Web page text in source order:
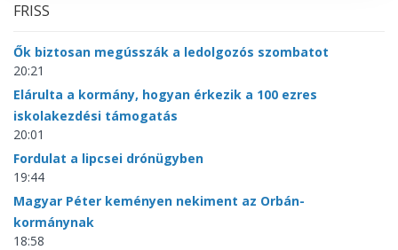
FRISS
Ők biztosan megússzák a ledolgozós szombatot
20:21
Elárulta a kormány, hogyan érkezik a 100 ezres
iskolakezdési támogatás
20:01
Fordulat a lipcsei drónügyben
19:44
Magyar Péter keményen nekiment az Orbán-
kormánynak
18:58